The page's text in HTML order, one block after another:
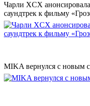
Чарли XCX
саундтрек к фильму
MIKA вернулся с новым